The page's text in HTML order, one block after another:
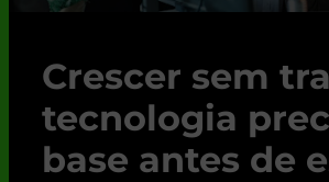
Crescer sem
tecnologia
base antes de